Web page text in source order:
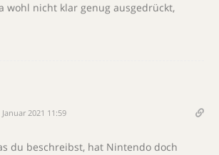
wohl nicht klar genug ausgedrückt,
Januar 2021 11:59
du beschreibst, hat Nintendo doch